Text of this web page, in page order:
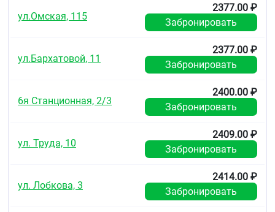
ул.Омская, 115
2377.00 ₽
Забронировать
ул.Бархатовой, 11
2377.00 ₽
Забронировать
6я Станционная, 2/3
2400.00 ₽
Забронировать
ул. Труда, 10
2409.00 ₽
Забронировать
ул. Лобкова, 3
2414.00 ₽
Забронировать